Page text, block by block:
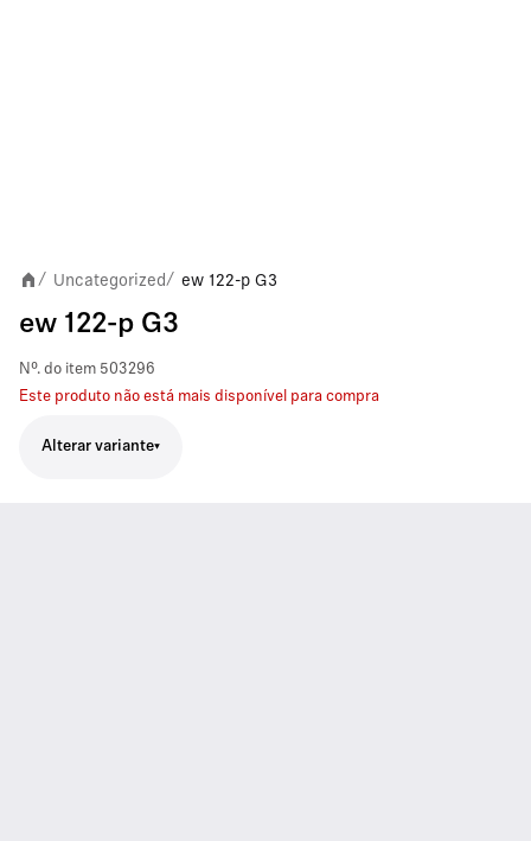
/ Uncategorized/ ew 122-p G3
ew 122-p G3
Nº. do item 503296
Este produto não está mais disponível para compra
Alterar variante